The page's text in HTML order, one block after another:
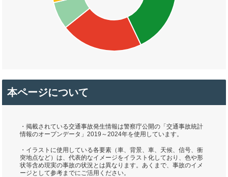
本ページについて
・掲載されている交通事故発生情報は警察庁公開の「交通事故統計
情報のオープンデータ」2019～2024年を使用しています。
・イラストに使用している各要素（車、背景、車、天候、信号、衝
突地点など）は、代表的なイメージをイラスト化しており、色や形
状等含め現実の事故の状況とは異なります。あくまで、事故のイメ
ージとして参考までにご活用ください。